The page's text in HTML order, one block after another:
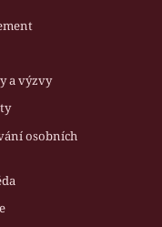
a výzvy
osobních